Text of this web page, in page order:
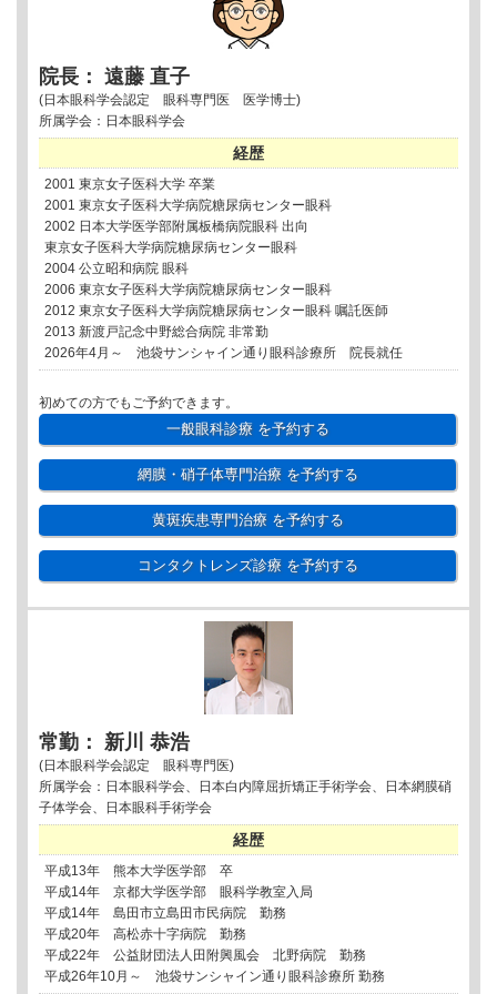
院長： 遠藤 直子
(日本眼科学会認定 眼科専門医 医学博士)
所属学会：日本眼科学会
経歴
2001 東京女子医科大学 卒業
2001 東京女子医科大学病院糖尿病センター眼科
2002 日本大学医学部附属板橋病院眼科 出向
東京女子医科大学病院糖尿病センター眼科
2004 公立昭和病院 眼科
2006 東京女子医科大学病院糖尿病センター眼科
2012 東京女子医科大学病院糖尿病センター眼科 嘱託医師
2013 新渡戸記念中野総合病院 非常勤
2026年4月～ 池袋サンシャイン通り眼科診療所 院長就任
初めての方でもご予約できます。
一般眼科診療を予約する
網膜・硝子体専門治療を予約する
黄斑疾患専門治療を予約する
コンタクトレンズ診療を予約する
常勤： 新川 恭浩
(日本眼科学会認定 眼科専門医)
所属学会：日本眼科学会、日本白内障屈折矯正手術学会、日本網膜硝
子体学会、日本眼科手術学会
経歴
平成13年 熊本大学医学部 卒
平成14年 京都大学医学部 眼科学教室入局
平成14年 島田市立島田市民病院 勤務
平成20年 高松赤十字病院 勤務
平成22年 公益財団法人田附興風会 北野病院 勤務
平成26年10月～ 池袋サンシャイン通り眼科診療所 勤務